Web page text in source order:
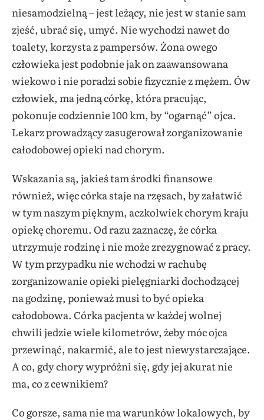
niesamodzielną – jest leżący, nie jest w stanie sam
zjeść, ubrać się, umyć. Nie wychodzi nawet do
toalety, korzysta z pampersów. Żona owego
człowieka jest podobnie jak on zaawansowana
wiekowo i nie poradzi sobie fizycznie z mężem. Ów
człowiek, ma jedną córkę, która pracując,
pokonuje codziennie 100 km, by “ogarnąć” ojca.
Lekarz prowadzący zasugerował zorganizowanie
całodobowej opieki nad chorym.
Wskazania są, jakieś tam środki finansowe
również, więc córka staje na rzęsach, by załatwić
w tym naszym pięknym, aczkolwiek chorym kraju
opiekę choremu. Od razu zaznaczę, że córka
utrzymuje rodzinę i nie może zrezygnować z pracy.
W tym przypadku nie wchodzi w rachubę
zorganizowanie opieki pielęgniarki dochodzącej
na godzinę, ponieważ musi to być opieka
całodobowa. Córka pacjenta w każdej wolnej
chwili jedzie wiele kilometrów, żeby móc ojca
przewinąć, nakarmić, ale to jest niewystarczające.
A co, gdy chory wypróżni się, gdy jej akurat nie
ma, co z cewnikiem?
Co gorsze, sama nie ma warunków lokalowych, by